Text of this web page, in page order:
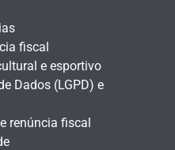
fiscal
e esportivo
Dados (LGPD) e
renúncia fiscal